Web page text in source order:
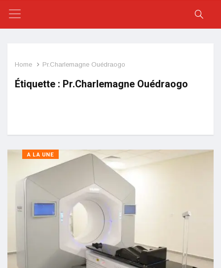
Home Pr.Charlemagne Ouédraogo
Étiquette : Pr.Charlemagne Ouédraogo
A LA UNE